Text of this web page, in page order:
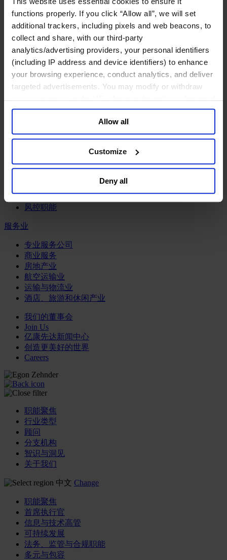
functions properly. If you click “Allow all”, we will set
additional trackers, including pixels and web beacons, to
collect and share, with our third-party
analytics/advertising providers, your personal identifiers
(including IP address and device identifiers) to enhance
your browsing experience, conduct analytics, and deliver
targeted advertisements. You may modify or withdraw
your consent or, in the US, object to the sale or sharing of
your data for targeted advertising, by clicking “Do Not
Sell or Share My Personal Information” in the footer of
the website. You must opt-out of each device and each
browser. For additional information and retention terms
general collection and use of personal information see
Allow all
Customize
Deny all
工业
化工与过程工业咨询团队
机械与工业技术
汽车与交通设备
能源业
金属与矿业
金融服务业
主权财富基金
保险业
投资银行、企业银行与金融市场
私募股权投资行业
财富管理
零售金融服务
风控职能
服务业
专业服务公司
商业服务
房地产业
航空运输业
运输与物流业
酒店、旅游和休闲产业
我们的董事会
Join Us
亿康先达新闻中心
创造更美好的世界
Careers
职能聚焦
行业类型
顾问
分支机构
智识与洞见
关于我们
中文 Change
职能聚焦
首席执行官
信息与技术高管
可持续发展
法务、监管与合规职能
多元与包容